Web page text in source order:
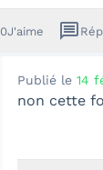
0J'aime message
Publié le 14
non cette